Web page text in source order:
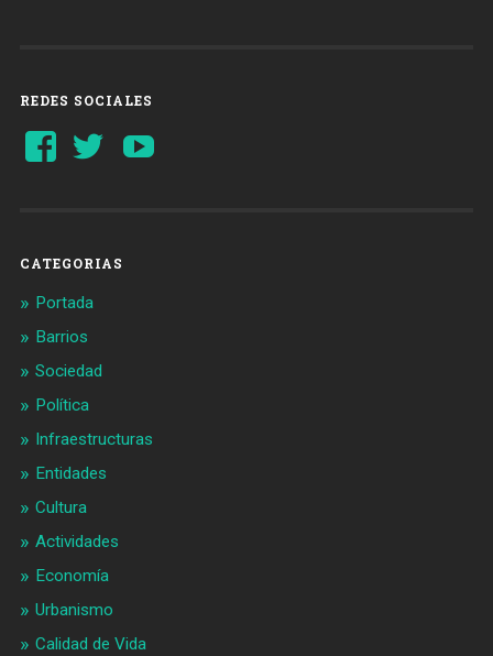
REDES SOCIALES
Ver
perfil
Ver
perfil
CATEGORIAS
Portada
Barrios
Sociedad
Política
Infraestructuras
Entidades
Cultura
Actividades
Economía
Urbanismo
Calidad de Vida